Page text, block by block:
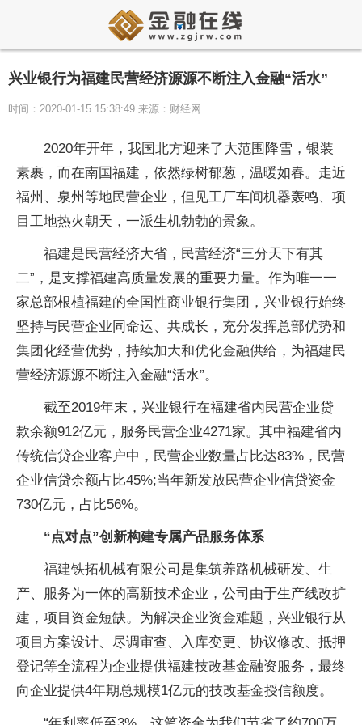
兴业银行为福建民营经济源源不断注入金融“活水”
时间：2020-01-15 15:38:49 来源：财经网
2020年开年，我国北方迎来了大范围降雪，银装
素裹，而在南国福建，依然绿树郁葱，温暖如春。走近
福州、泉州等地民营企业，但见工厂车间机器轰鸣、项
目工地热火朝天，一派生机勃勃的景象。
福建是民营经济大省，民营经济“三分天下有其
二”，是支撑福建高质量发展的重要力量。作为唯一一
家总部根植福建的全国性商业银行集团，兴业银行始终
坚持与民营企业同命运、共成长，充分发挥总部优势和
集团化经营优势，持续加大和优化金融供给，为福建民
营经济源源不断注入金融“活水”。
截至2019年末，兴业银行在福建省内民营企业贷
款余额912亿元，服务民营企业4271家。其中福建省内
传统信贷企业客户中，民营企业数量占比达83%，民营
企业信贷余额占比45%;当年新发放民营企业信贷资金
730亿元，占比56%。
“点对点”创新构建专属产品服务体系
福建铁拓机械有限公司是集筑养路机械研发、生
产、服务为一体的高新技术企业，公司由于生产线改扩
建，项目资金短缺。为解决企业资金难题，兴业银行从
项目方案设计、尽调审查、入库变更、协议修改、抵押
登记等全流程为企业提供福建技改基金融资服务，最终
向企业提供4年期总规模1亿元的技改基金授信额度。